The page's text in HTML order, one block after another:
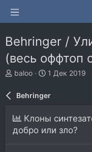
Behringer /
(весь оффтоп
А
т
т
е
baloo
Д
а
ч
1 Дек 2019
Behringer
Клоны
добро или зло?